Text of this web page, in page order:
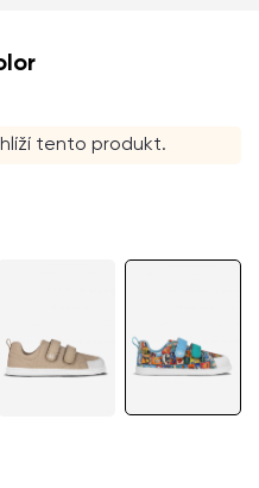
tento produkt.